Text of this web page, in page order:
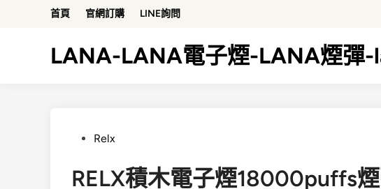
首頁 官網訂購 LINE詢問
LANA-LANA電子煙-LANA煙彈-
PostedRelx
RELX積木電子煙18000puffs